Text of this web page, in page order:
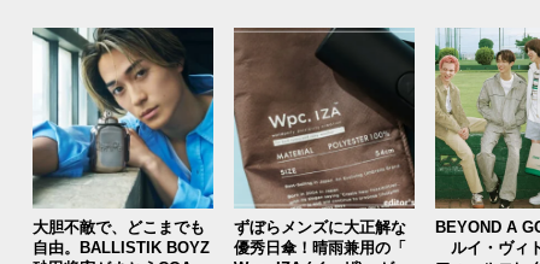
大胆不敵で、どこまでも
自由。BALLISTIK BOYZ
ずぼらメンズに大正解な
優秀日傘！晴雨兼用の「
BEYOND A
ルイ・ヴィ